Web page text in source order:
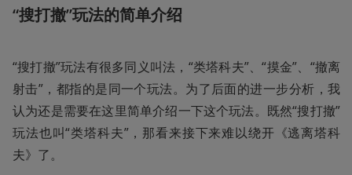
“搜打撤”玩法的简单介绍
“搜打撤”玩法有很多同义叫法，“类塔科夫”、“摸金”、“撤离
射击”，都指的是同一个玩法。为了后面的进一步分析，我
认为还是需要在这里简单介绍一下这个玩法。既然“搜打撤”
玩法也叫“类塔科夫”，那看来接下来难以绕开《逃离塔科
夫》了。